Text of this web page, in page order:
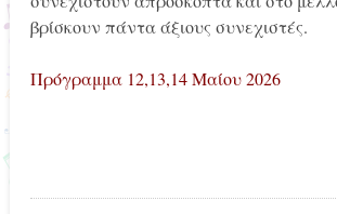
βρίσκουν πάντα άξιους συνεχιστές.
Πρόγραμμα 12,13,14 Μαίου 2026